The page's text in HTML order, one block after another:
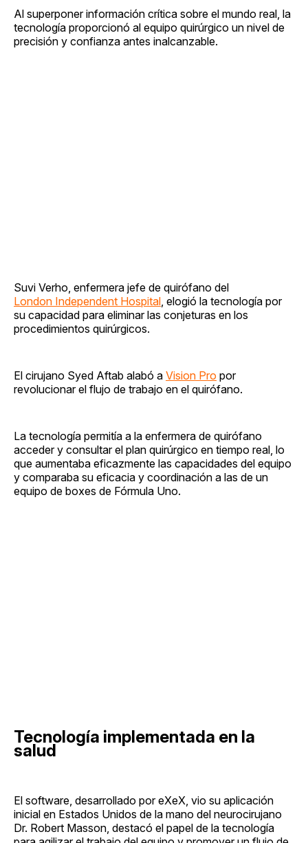
Al superponer información crítica sobre el mundo real, la
tecnología proporcionó al equipo quirúrgico un nivel de
precisión y confianza antes inalcanzable.
Suvi Verho, enfermera jefe de quirófano del
London Independent Hospital , elogió la tecnología por
su capacidad para eliminar las conjeturas en los
procedimientos quirúrgicos.
El cirujano Syed Aftab alabó a Vision Pro por
revolucionar el flujo de trabajo en el quirófano.
La tecnología permitía a la enfermera de quirófano
acceder y consultar el plan quirúrgico en tiempo real, lo
que aumentaba eficazmente las capacidades del equipo
y comparaba su eficacia y coordinación a las de un
equipo de boxes de Fórmula Uno.
Tecnología implementada en la
salud
El software, desarrollado por eXeX, vio su aplicación
inicial en Estados Unidos de la mano del neurocirujano
Dr. Robert Masson, destacó el papel de la tecnología